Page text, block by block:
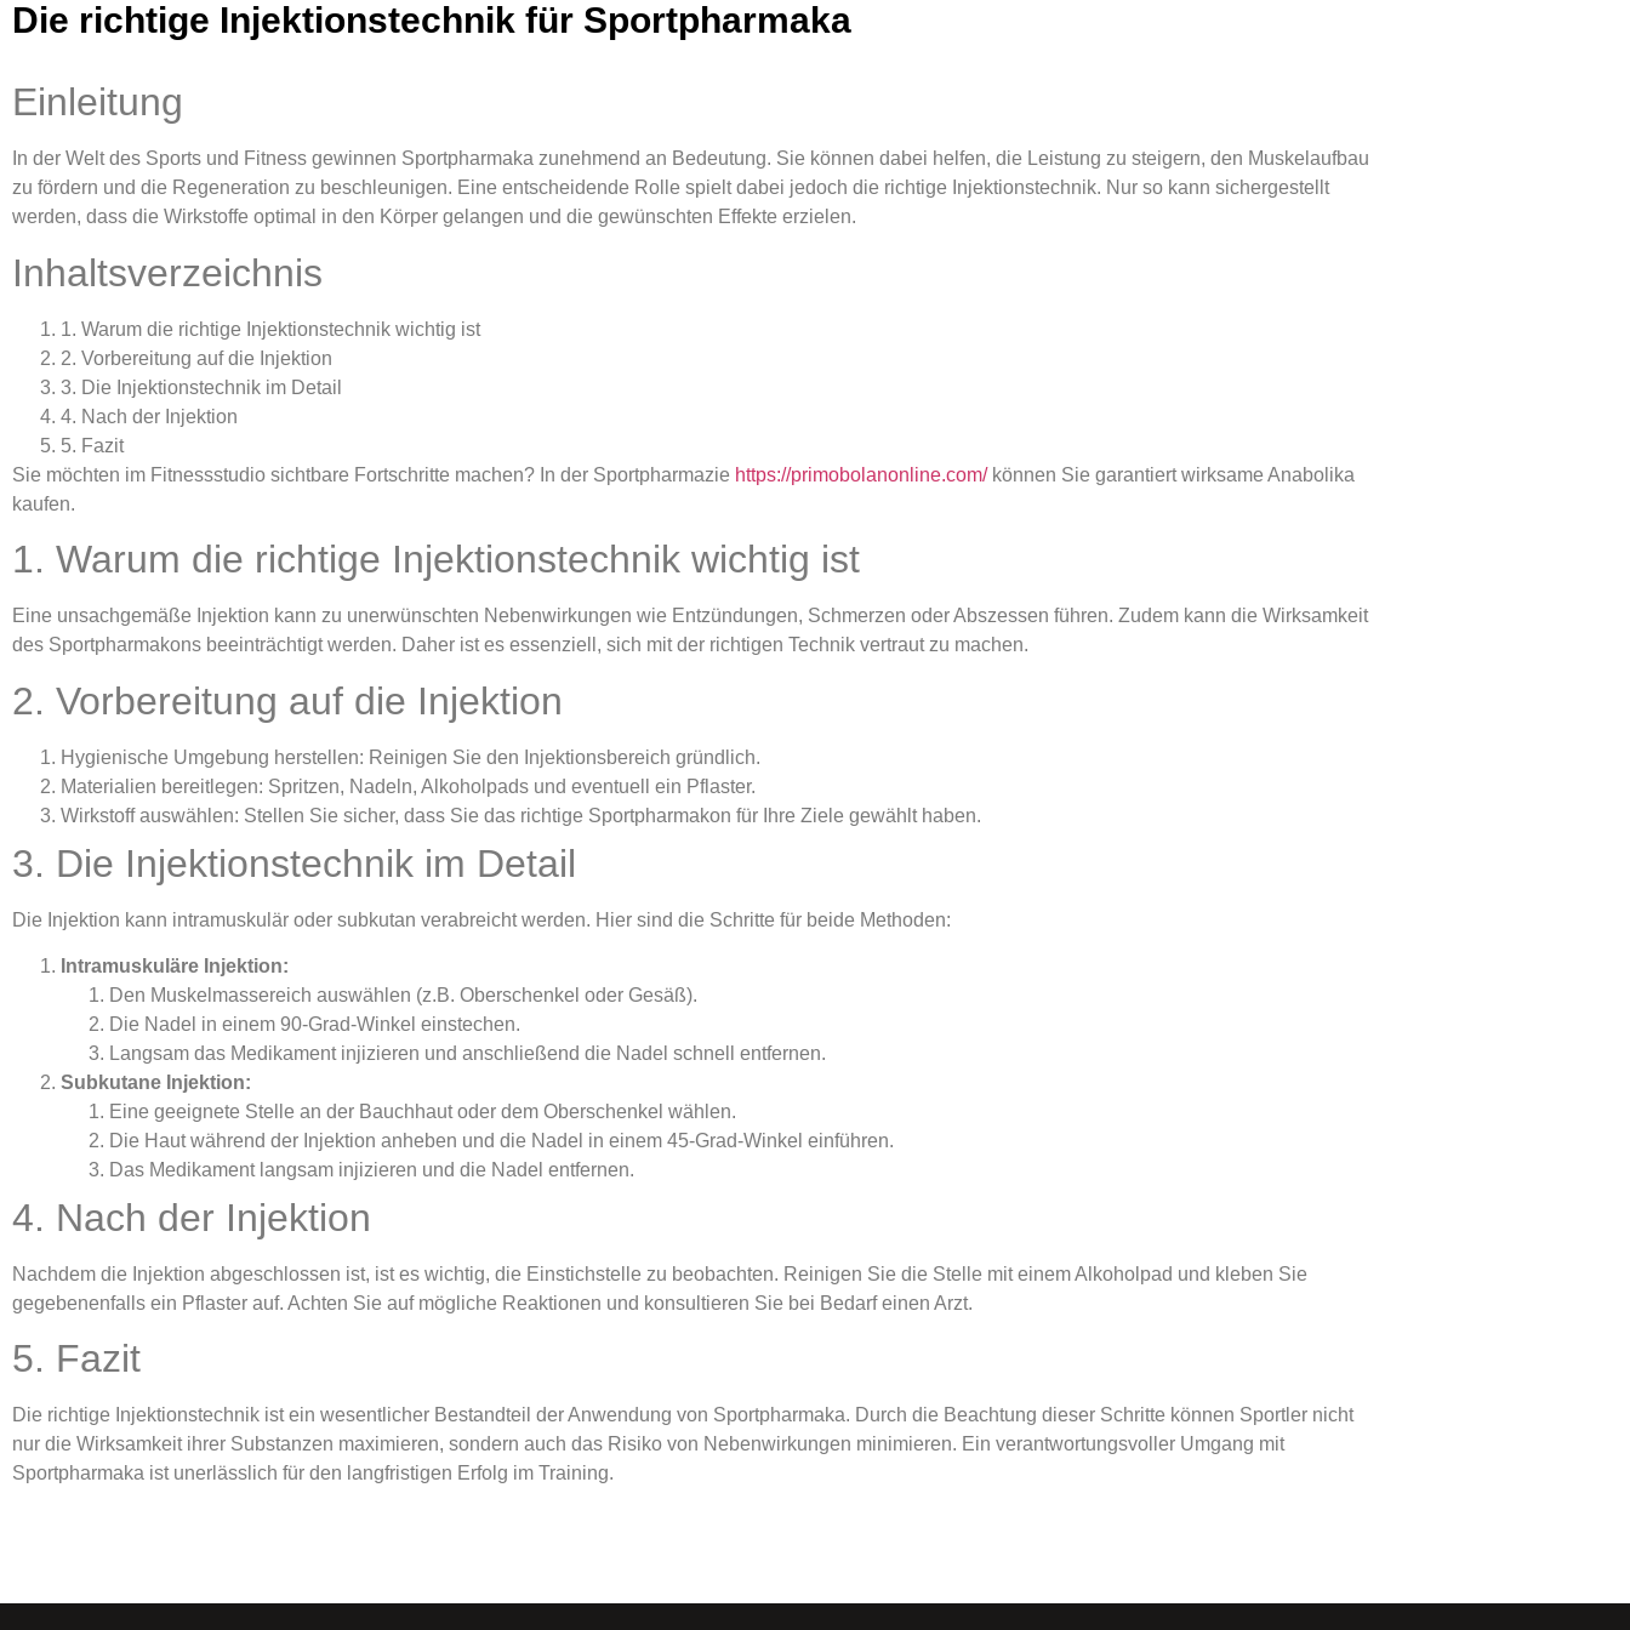
Die richtige Injektionstechnik für Sportpharmaka
Einleitung
In der Welt des Sports und Fitness gewinnen Sportpharmaka zunehmend an Bedeutung. Sie können dabei helfen, die Leistung zu steigern, den Muskelaufbau
zu fördern und die Regeneration zu beschleunigen. Eine entscheidende Rolle spielt dabei jedoch die richtige Injektionstechnik. Nur so kann sichergestellt
werden, dass die Wirkstoffe optimal in den Körper gelangen und die gewünschten Effekte erzielen.
Inhaltsverzeichnis
1. Warum die richtige Injektionstechnik wichtig ist
2. Vorbereitung auf die Injektion
3. Die Injektionstechnik im Detail
4. Nach der Injektion
5. Fazit
Sie möchten im Fitnessstudio sichtbare Fortschritte machen? In der Sportpharmazie https://primobolanonline.com/können Sie garantiert wirksame Anabolika
kaufen.
1. Warum die richtige Injektionstechnik wichtig ist
Eine unsachgemäße Injektion kann zu unerwünschten Nebenwirkungen wie Entzündungen, Schmerzen oder Abszessen führen. Zudem kann die Wirksamkeit
des Sportpharmakons beeinträchtigt werden. Daher ist es essenziell, sich mit der richtigen Technik vertraut zu machen.
2. Vorbereitung auf die Injektion
Hygienische Umgebung herstellen: Reinigen Sie den Injektionsbereich gründlich.
Materialien bereitlegen: Spritzen, Nadeln, Alkoholpads und eventuell ein Pflaster.
Wirkstoff auswählen: Stellen Sie sicher, dass Sie das richtige Sportpharmakon für Ihre Ziele gewählt haben.
3. Die Injektionstechnik im Detail
Die Injektion kann intramuskulär oder subkutan verabreicht werden. Hier sind die Schritte für beide Methoden:
Intramuskuläre Injektion:
Den Muskelmassereich auswählen (z.B. Oberschenkel oder Gesäß).
Die Nadel in einem 90-Grad-Winkel einstechen.
Langsam das Medikament injizieren und anschließend die Nadel schnell entfernen.
Subkutane Injektion:
Eine geeignete Stelle an der Bauchhaut oder dem Oberschenkel wählen.
Die Haut während der Injektion anheben und die Nadel in einem 45-Grad-Winkel einführen.
Das Medikament langsam injizieren und die Nadel entfernen.
4. Nach der Injektion
Nachdem die Injektion abgeschlossen ist, ist es wichtig, die Einstichstelle zu beobachten. Reinigen Sie die Stelle mit einem Alkoholpad und kleben Sie
gegebenenfalls ein Pflaster auf. Achten Sie auf mögliche Reaktionen und konsultieren Sie bei Bedarf einen Arzt.
5. Fazit
Die richtige Injektionstechnik ist ein wesentlicher Bestandteil der Anwendung von Sportpharmaka. Durch die Beachtung dieser Schritte können Sportler nicht
nur die Wirksamkeit ihrer Substanzen maximieren, sondern auch das Risiko von Nebenwirkungen minimieren. Ein verantwortungsvoller Umgang mit
Sportpharmaka ist unerlässlich für den langfristigen Erfolg im Training.